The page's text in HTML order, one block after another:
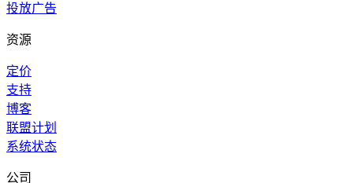
投放广告
资源
定价
支持
博客
联盟计划
系统状态
公司